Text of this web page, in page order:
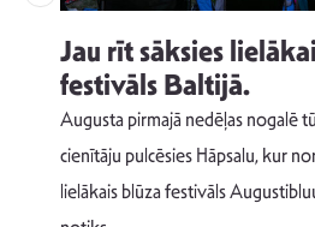
Jau rīt sāksies
festivāls Baltijā.
Augusta pirmajā nedēļas nogalē
cienītāju pulcēsies Hāpsalu, kur
lielākais blūza festivāls